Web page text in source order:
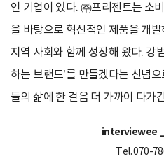
인 기업이 있다. ㈜프리젠트는 소
을 바탕으로 혁신적인 제품을 개
지역 사회와 함께 성장해 왔다. 강
하는 브랜드’를 만들겠다는 신념
들의 삶에 한 걸음 더 가까이 다가
interviewee _
Tel. 070-